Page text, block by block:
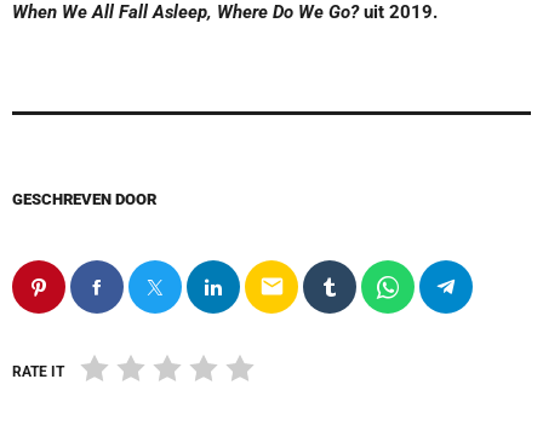
When We All Fall Asleep, Where Do We Go?uit 2019.
GESCHREVEN DOOR
email
RATE IT